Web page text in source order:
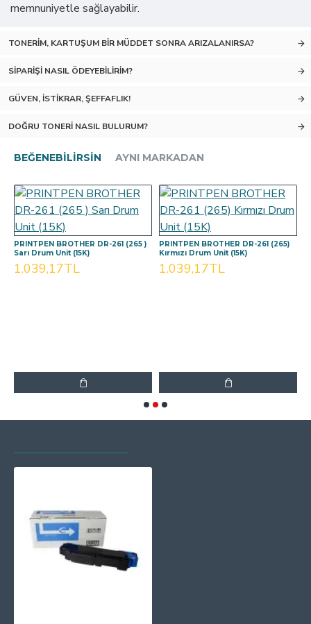
memnuniyetle sağlayabilir.
TONERIM, KARTUŞUM BIR MÜDDET SONRA ARIZALANIRSA?
SIPARIŞI NASIL ÖDEYEBILIRIM?
GÜVEN, İSTIKRAR, ŞEFFAFLIK!
DOĞRU TONERI NASIL BULURUM?
BEĞENEBILIRSIN AYNI MARKADAN
PRINTPEN BROTHER DR-261 (265 )
Sarı Drum Unit (15K)
1.039,17TL
PRINTPEN BROTHER DR-261 (265)
Kırmızı Drum Unit (15K)
1.039,17TL